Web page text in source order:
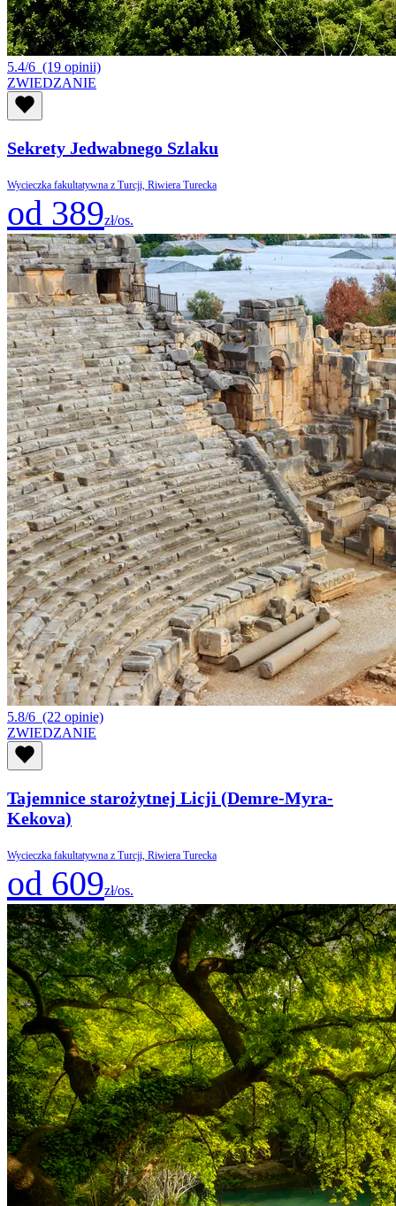
5.4/6 (19 opinii)
ZWIEDZANIE
Sekrety Jedwabnego Szlaku
Wycieczka fakultatywna z Turcji, Riwiera Turecka
od 389zł/os.
5.8/6 (22 opinie)
ZWIEDZANIE
Tajemnice starożytnej Licji (Demre-Myra-
Kekova)
Wycieczka fakultatywna z Turcji, Riwiera Turecka
od 609zł/os.